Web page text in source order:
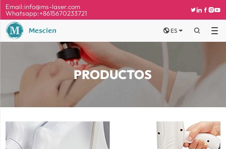
Email:info@ms-laser.com
Whatsapp:+8615670233721
 
 ES 
PRODUCTOS